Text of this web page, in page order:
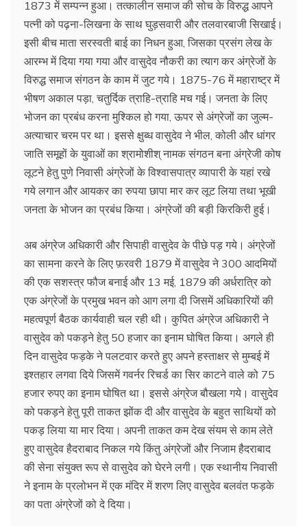
1873 में सम्पन्न हुआ। तत्कालीन समाज की सोच के विरुद्ध आपने
पत्नी को पढ़ना-लिखना के साथ घुड़सवारी और तलवारबाजी सिखाई।
इसी बीच माता सरस्वती बाई का निधन हुआ, जिसका प्रसंग लेख के
आरम्भ में दिया गया गया और वासुदेव नौकरी का त्याग कर अंग्रेजों के
विरुद्ध समाज संगठन के काम में जुट गये। 1875-76 में महाराष्ट्र में
भीषण अकाल पड़ा, चतुर्दिक त्राहि-त्राहि मच गई। जनता के लिए
भोजन का प्रबंध करना मुश्किल हो गया, ऊपर से अंग्रेजों का जुल्म-
अत्याचार चरम पर था। इससे क्षुब्ध वासुदेव ने भील, कोली और धांगर
जाति समूहों के युवाओं का श्रामोशीश् नामक संगठन बना अंग्रेजी कोष
लूटने हेतु पुणे निवासी अंग्रेजों के विश्वासपात्र व्यापारी के यहां रखे
गये लगान और आयकर का रुपया छापा मार कर लूट लिया तथा भूखी
जनता के भोजन का प्रबंध किया। अंग्रेजों की बड़ी किरकिरी हुई।
अब अंग्रेज अधिकारी और सिपाही वासुदेव के पीछे पड़ गये। अंग्रेजों
का सामना करने के लिए फ़रवरी 1879 में वासुदेव ने 300 आदमियों
की एक सशस्त्र फौज बनाई और 13 मई, 1879 की अर्धरात्रि को
एक अंग्रेजों के प्रमुख भवन को आग लगा दी जिसमें अधिकारियों की
महत्वपूर्ण बैठक कार्यवाही चल रही थी। कुपित अंग्रेज अधिकारी ने
वासुदेव को पकड़ने हेतु 50 हजार का इनाम घोषित किया। अगले ही
दिन वासुदेव फड़के ने पलटवार करते हुए अपने हस्ताक्षर से मुम्बई में
इश्तहार लगवा दिये जिसमें गवर्नर रिचर्ड का सिर काटने वाले को 75
हजार रुपए का इनाम घोषित था। इससे अंग्रेज बौखला गये।‌ वासुदेव
को पकड़ने हेतु पूरी ताकत झोंक दी और वासुदेव के बहुत साथियों को
पकड़ लिया या मार दिया। अपनी ताकत कम देख संयम से काम लेते
हुए वासुदेव हैदराबाद निकल गये किंतु अंग्रेजों और निजाम हैदराबाद
की सेना संयुक्त रूप से वासुदेव को घेरने लगी। एक स्थानीय निवासी
ने इनाम के प्रलोभन में एक मंदिर में शरण लिए वासुदेव बलवंत फड़के
का पता अंग्रेजों को दे दिया।